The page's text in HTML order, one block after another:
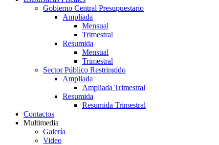
Gobierno Central Presupuestario
Ampliada
Mensual
Trimestral
Resumida
Mensual
Trimestral
Sector Público Restringido
Ampliada
Ampliada Trimestral
Resumida
Resumida Trimestral
Contactos
Multimedia
Galería
Video